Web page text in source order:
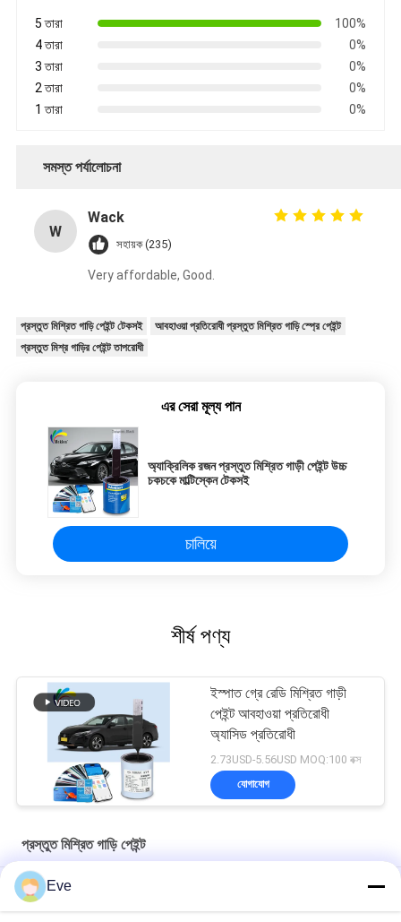
5 তারা
100%
4 তারা
0%
3 তারা
0%
2 তারা
0%
1 তারা
0%
সমস্ত পর্যালোচনা
W
Wack
সহায়ক (235)
Very affordable, Good.
প্রস্তুত মিশ্রিত গাড়ি পেইন্ট টেকসই
আবহাওয়া প্রতিরোধী প্রস্তুত মিশ্রিত গাড়ি স্প্রে পেইন্ট
প্রস্তুত মিশ্র গাড়ির পেইন্ট তাপরোধী
এর সেরা মূল্য পান
অ্যাক্রিলিক রজন প্রস্তুত মিশ্রিত গাড়ী পেইন্ট উচ্চ
চকচকে মাল্টিস্কেন টেকসই
চালিয়ে
শীর্ষ পণ্য
ইস্পাত গ্রে রেডি মিশ্রিত গাড়ী
পেইন্ট আবহাওয়া প্রতিরোধী
অ্যাসিড প্রতিরোধী
2.73USD-5.56USD MOQ:100 বক্স
যোগাযোগ
প্রস্তুত মিশ্রিত গাড়ি পেইন্ট
আর্দ্রতা প্রতিরোধী প্রস্তুত মিশ্রিত গাড়ি পেইন্ট আকাশ নীল অ্যান্টি ইউভি মাল্টি ফাংশন
Eve